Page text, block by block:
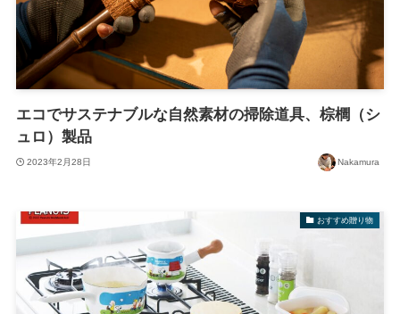
エコでサステナブルな自然素材の掃除道具、棕櫚（シ
ュロ）製品
2023年2月28日 Nakamura
おすすめ贈り物